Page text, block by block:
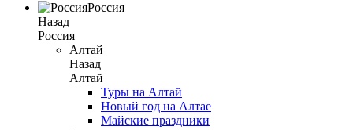
Россия
Назад
Россия
Алтай
Назад
Алтай
Туры на Алтай
Новый год на Алтае
Майские праздники